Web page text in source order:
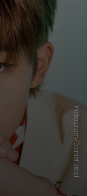
Instagram/Daniel Jikal